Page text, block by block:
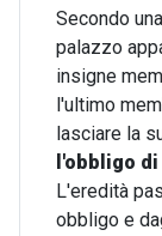
Secondo
palazzo
insigne
l'ultimo
lasciare la
l'obbligo
L'eredità
obbligo e